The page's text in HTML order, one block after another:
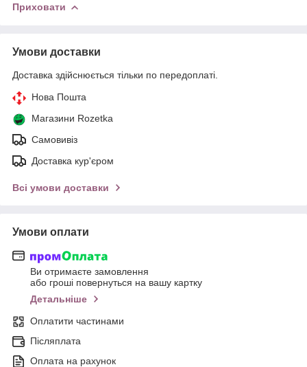
Приховати
Умови доставки
Доставка здійснюється тільки по передоплаті.
Нова Пошта
Магазини Rozetka
Самовивіз
Доставка кур'єром
Всі умови доставки
Умови оплати
Ви отримаєте замовлення
або гроші повернуться на вашу картку
Детальніше
Оплатити частинами
Післяплата
Оплата на рахунок